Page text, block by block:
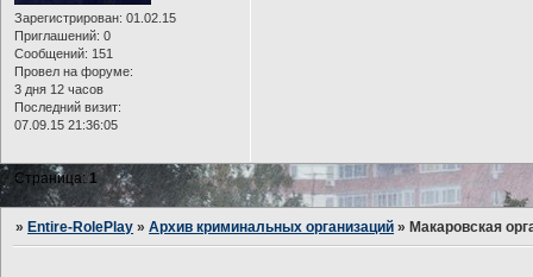
Зарегистрирован: 01.02.15
Приглашений: 0
Сообщений: 151
Провел на форуме:
3 дня 12 часов
Последний визит:
07.09.15 21:36:05
Страница: 1
» Entire-RolePlay »Архив криминальных организаций » Макаровская